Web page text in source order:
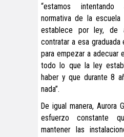
“estamos
normativa de la
establece por ley, de
contratar a esa graduada
para empezar a adecuar
todo lo que la ley
haber y que durante 8
nada”.
De igual manera, Aurora
esfuerzo constante
mantener las